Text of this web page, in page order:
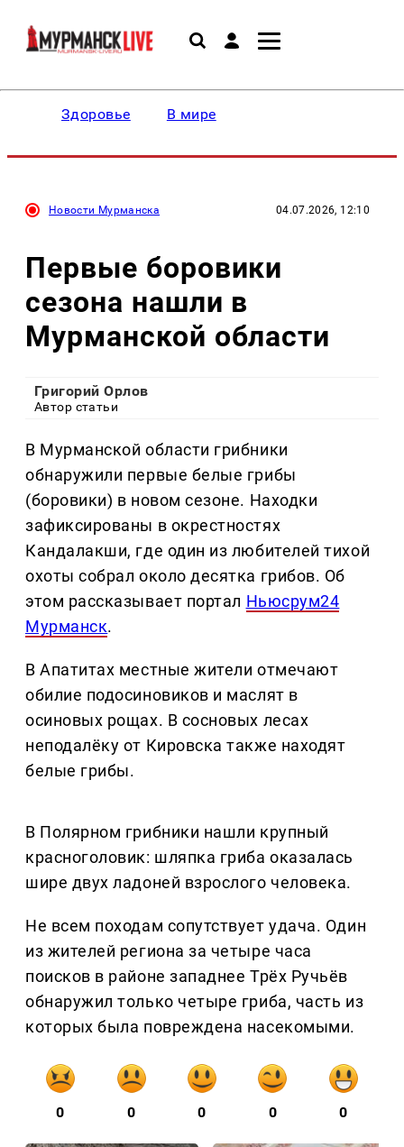
Здоровье В мире
Новости Мурманска 04.07.2026, 12:10
Первые боровики
сезона нашли в
Мурманской области
Григорий Орлов
Автор статьи
В Мурманской области грибники
обнаружили первые белые грибы
(боровики) в новом сезоне. Находки
зафиксированы в окрестностях
Кандалакши, где один из любителей тихой
охоты собрал около десятка грибов. Об
этом рассказывает портал Ньюсрум24
Мурманск.
В Апатитах местные жители отмечают
обилие подосиновиков и маслят в
осиновых рощах. В сосновых лесах
неподалёку от Кировска также находят
белые грибы.
В Полярном грибники нашли крупный
красноголовик: шляпка гриба оказалась
шире двух ладоней взрослого человека.
Не всем походам сопутствует удача. Один
из жителей региона за четыре часа
поисков в районе западнее Трёх Ручьёв
обнаружил только четыре гриба, часть из
которых была повреждена насекомыми.
0 0 0 0 0